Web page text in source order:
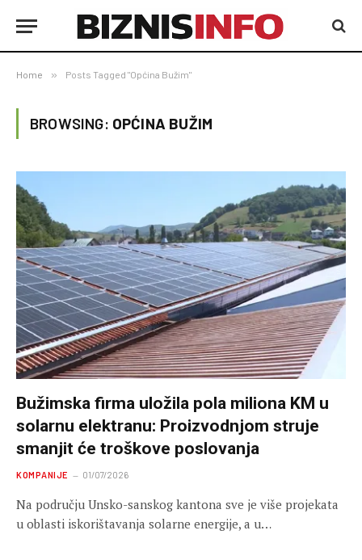
Home » Posts Tagged "Općina Bužim"
BROWSING: OPĆINA BUŽIM
Bužimska firma uložila pola miliona KM u
solarnu elektranu: Proizvodnjom struje
smanjit će troškove poslovanja
KOMPANIJE 01/07/2026
Na području Unsko-sanskog kantona sve je više projekata
u oblasti iskorištavanja solarne energije, a u…